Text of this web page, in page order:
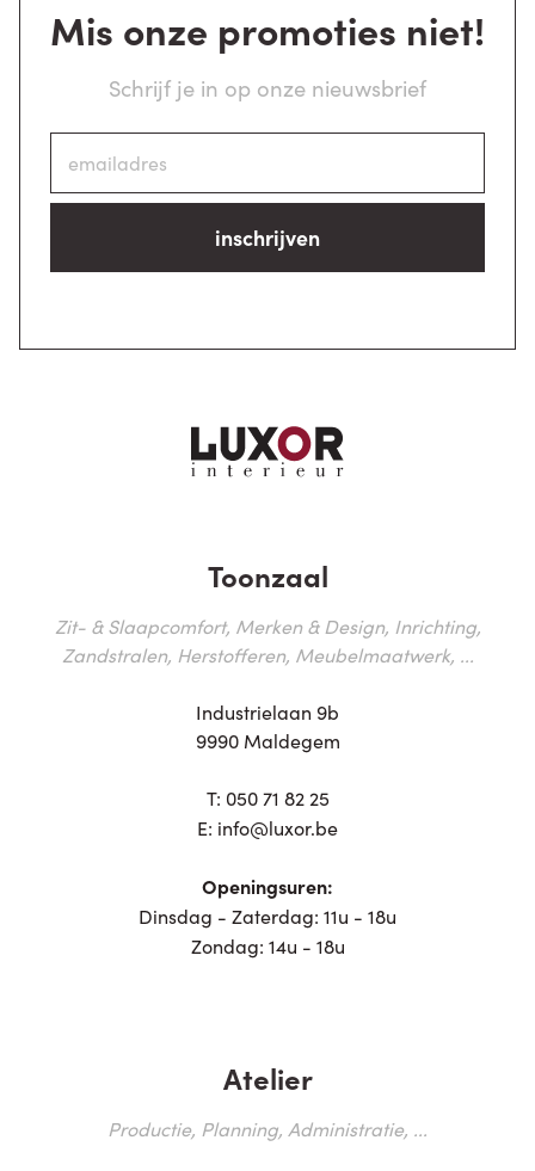
Mis onze promoties niet!
Schrijf je in op onze nieuwsbrief
inschrijven
Toonzaal
Zit- & Slaapcomfort, Merken & Design, Inrichting,
Zandstralen, Herstofferen, Meubelmaatwerk, ...
Industrielaan 9b
9990 Maldegem
T: 050 71 82 25
E: info@luxor.be
Openingsuren:
Dinsdag - Zaterdag: 11u - 18u
Zondag: 14u - 18u
Atelier
Productie, Planning, Administratie, ...